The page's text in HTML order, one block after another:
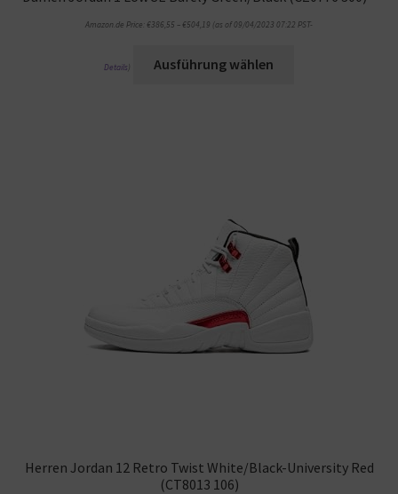
Amazon.de Price: €386,55 – €504,19 (as of 09/04/2023 07:22 PST-
Details Ausführung wählen
Herren Jordan 12 Retro Twist White/Black-University Red
(CT8013 106)